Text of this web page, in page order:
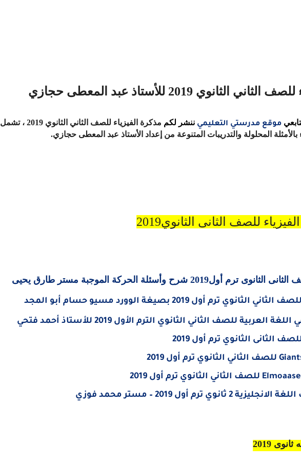
2019 للأستاذ عبد المعطى حجازي
موقع مدرستي التعليمي ننشر لكم
مذكرة الفيزياء للصف الثاني الثانوي 2019 ، تشمل
بالأمثلة المحلولة والتدريبات المتنوعة من إعداد الأستاذ عبد المعطى حجازي.
للصف الثانى الثانوي2019
شرح وأسئلة الحركة الموجبة مستر طارق يحيى
ترم أول 2019 بصيغة الوورد مسيو حسام أبو المجد
للصف الثاني الثانوي الترم الأول 2019 للأستاذ أحمد فتحي
الثانى الثانوي ترم أول 2019
للصف الثاني الثانوي ترم أول 2019
للصف الثاني الثانوي ترم أول 2019
ترم أول 2019 – مستر محمد فوزي
2019